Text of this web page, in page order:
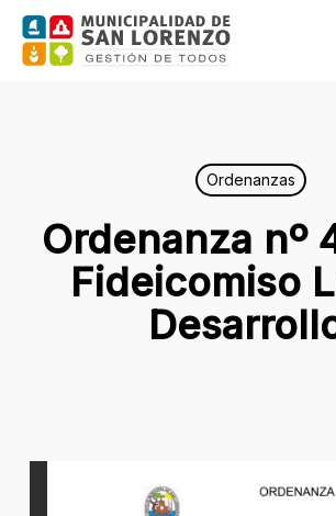
Skip
Ordenanzas
Ordenanza nº
Fideicomiso